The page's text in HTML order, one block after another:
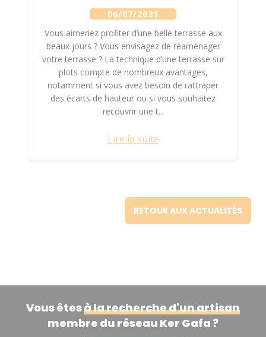
06/07/2021
Vous aimeriez profiter d’une belle terrasse aux
beaux jours ? Vous envisagez de réaménager
votre terrasse ? La technique d’une terrasse sur
plots compte de nombreux avantages,
notamment si vous avez besoin de rattraper
des écarts de hauteur ou si vous souhaitez
recouvrir une t...
Lire la suite
RETOUR AUX ACTUALITÉS
Vous êtesà la recherche d'un artisan
membre du réseau Ker Gafa ?